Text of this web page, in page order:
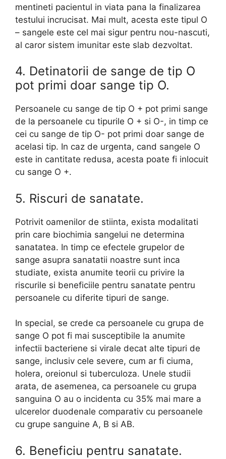
mentineti pacientul in viata pana la finalizarea
testului incrucisat. Mai mult, acesta este tipul O
– sangele este cel mai sigur pentru nou-nascuti,
al caror sistem imunitar este slab dezvoltat.
4. Detinatorii de sange de tip O
pot primi doar sange tip O.
Persoanele cu sange de tip O + pot primi sange
de la persoanele cu tipurile O + si O-, in timp ce
cei cu sange de tip O- pot primi doar sange de
acelasi tip. In caz de urgenta, cand sangele O
este in cantitate redusa, acesta poate fi inlocuit
cu sange O +.
5. Riscuri de sanatate.
Potrivit oamenilor de stiinta, exista modalitati
prin care biochimia sangelui ne determina
sanatatea. In timp ce efectele grupelor de
sange asupra sanatatii noastre sunt inca
studiate, exista anumite teorii cu privire la
riscurile si beneficiile pentru sanatate pentru
persoanele cu diferite tipuri de sange.
In special, se crede ca persoanele cu grupa de
sange O pot fi mai susceptibile la anumite
infectii bacteriene si virale decat alte tipuri de
sange, inclusiv cele severe, cum ar fi ciuma,
holera, oreionul si tuberculoza. Unele studii
arata, de asemenea, ca persoanele cu grupa
sanguina O au o incidenta cu 35% mai mare a
ulcerelor duodenale comparativ cu persoanele
cu grupe sanguine A, B si AB.
6. Beneficiu pentru sanatate.